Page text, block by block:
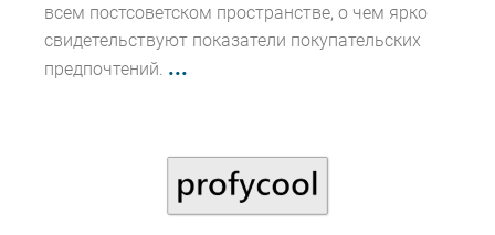
всем постсоветском пространстве, о чем ярко
свидетельствуют показатели покупательских
предпочтений. ...